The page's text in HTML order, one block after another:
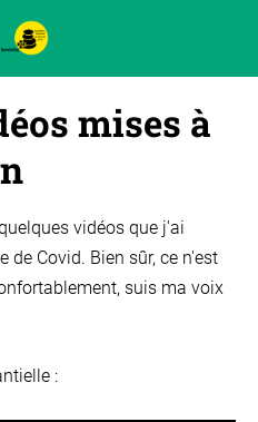
mises à
vidéos que j'ai
Covid. Bien sûr, ce n'est
suis ma voix
: